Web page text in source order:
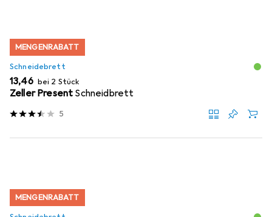
MENGENRABATT
Schneidebrett
EUR
13,46 bei 2 Stück
Zeller Present Schneidbrett
5
MENGENRABATT